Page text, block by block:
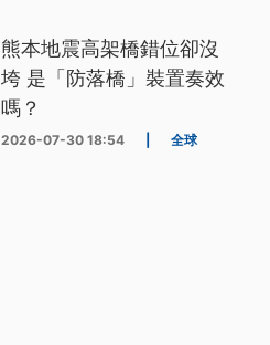
熊本地震高架橋錯位卻沒
垮 是「防落橋」裝置奏效
嗎？
2026-07-30 18:54 全球